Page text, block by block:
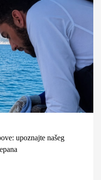
upoznajte našeg